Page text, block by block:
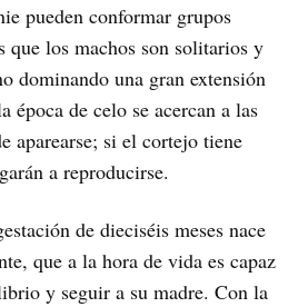
pueden conformar grupos
que los machos son solitarios y
dominando una gran extensión
época de celo se acercan a las
aparearse; si el cortejo tiene
a reproducirse.
de dieciséis meses nace
que a la hora de vida es capaz
y seguir a su madre. Con la